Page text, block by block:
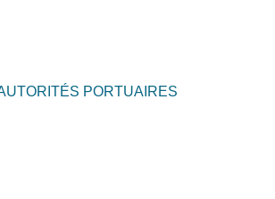
PORTUAIRES